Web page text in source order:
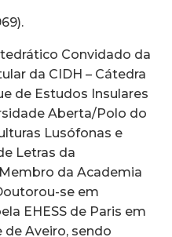
Convidado da
da CIDH – Cátedra
de Estudos Insulares
Aberta/Polo do
Lusófonas e
Letras da
da Academia
se em
EHESS de Paris em
de Aveiro, sendo